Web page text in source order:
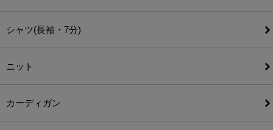
シャツ(長袖・7分)
ニット
カーディガン